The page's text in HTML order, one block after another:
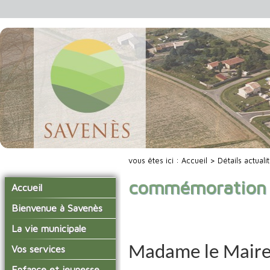
Accueil
Bienvenue à Savenès
Situer Savenès
Savenès en chiffre
L'histoire du village
La vie municipale
Vos élus
Les compte-rendus du
Vos services
La mairie
vous êtes ici : Accueil > Détails
Madame le